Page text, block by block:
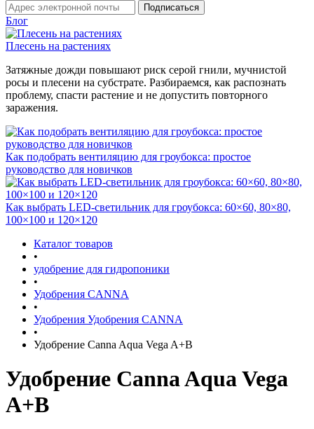
Блог
Плесень на растениях
Затяжные дожди повышают риск серой гнили, мучнистой
росы и плесени на субстрате. Разбираемся, как распознать
проблему, спасти растение и не допустить повторного
заражения.
Как подобрать вентиляцию для гроубокса: простое
руководство для новичков
Как выбрать LED-светильник для гроубокса: 60×60, 80×80,
100×100 и 120×120
Каталог товаров
•
удобрение для гидропоники
•
Удобрения CANNA
•
Удобрения Удобрения CANNA
•
Удобрение Canna Aqua Vega A+B
Удобрение Canna Aqua Vega
A+B